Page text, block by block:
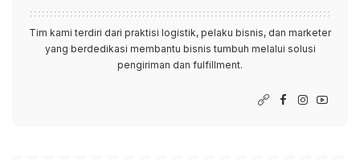
Tim kami terdiri dari praktisi logistik, pelaku bisnis, dan marketer
yang berdedikasi membantu bisnis tumbuh melalui solusi
pengiriman dan fulfillment.